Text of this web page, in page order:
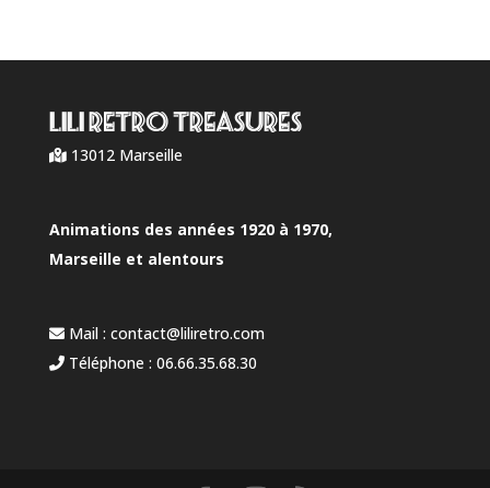
LILI RETRO Treasures
13012 Marseille
Animations des années 1920 à 1970,
Marseille et alentours
Mail : contact@liliretro.com
Téléphone : 06.66.35.68.30